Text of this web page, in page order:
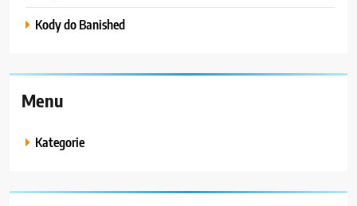
Kody do Banished
Menu
Kategorie